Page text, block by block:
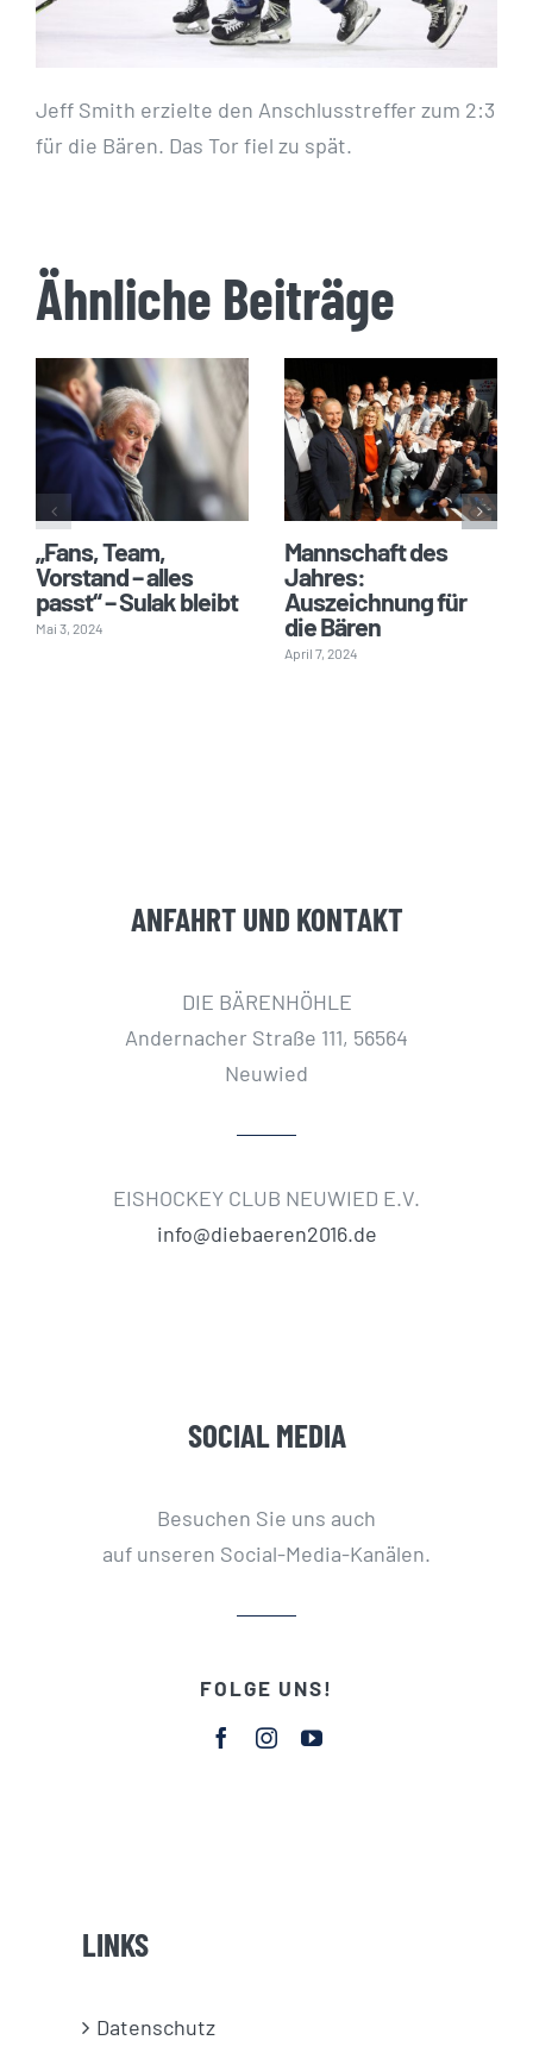
Jeff Smith erzielte den Anschlusstreffer zum 2:3
für die Bären. Das Tor fiel zu spät.
Ähnliche Beiträge
„Fans, Team,
Vorstand – alles
passt“ – Sulak bleibt
Mai 3, 2024
Mannschaft des
Jahres:
Auszeichnung für
die Bären
April 7, 2024
ANFAHRT UND KONTAKT
DIE BÄRENHÖHLE
Andernacher Straße 111, 56564
Neuwied
EISHOCKEY CLUB NEUWIED E.V.
info@diebaeren2016.de
SOCIAL MEDIA
Besuchen Sie uns auch
auf unseren Social-Media-Kanälen.
FOLGE UNS!
LINKS
Datenschutz